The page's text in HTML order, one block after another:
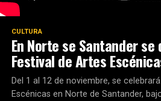
CULTURA
En Norte se Santander
Festival de Artes
Del 1 al 12 de noviembre, se
Escénicas en Norte de Santander,